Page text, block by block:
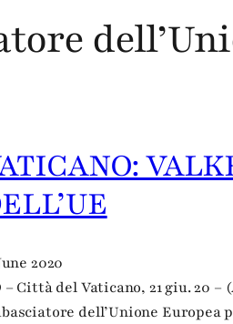
2020
– Città del Vaticano, 21 giu. 20
dell’Unione Europea